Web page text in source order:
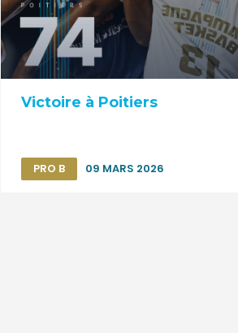
Victoire à Poitiers
PRO B 09 MARS 2026